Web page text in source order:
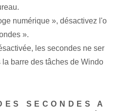
numérique », désactivez l'o
».
les secondes ne ser
barre des tâches de Windo
SECONDES A